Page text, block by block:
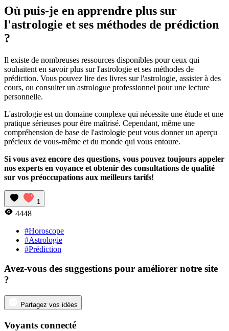
Où puis-je en apprendre plus sur
l'astrologie et ses méthodes de prédiction
?
Il existe de nombreuses ressources disponibles pour ceux qui
souhaitent en savoir plus sur l'astrologie et ses méthodes de
prédiction. Vous pouvez lire des livres sur l'astrologie, assister à des
cours, ou consulter un astrologue professionnel pour une lecture
personnelle.
L'astrologie est un domaine complexe qui nécessite une étude et une
pratique sérieuses pour être maîtrisé. Cependant, même une
compréhension de base de l'astrologie peut vous donner un aperçu
précieux de vous-même et du monde qui vous entoure.
Si vous avez encore des questions, vous pouvez toujours appeler
nos experts en voyance et obtenir des consultations de qualité
sur vos préoccupations aux meilleurs tarifs!
1
4448
#Horoscope
#Astrologie
#Prédiction
Avez-vous des suggestions pour améliorer notre site
?
Partagez vos idées
Voyants connecté